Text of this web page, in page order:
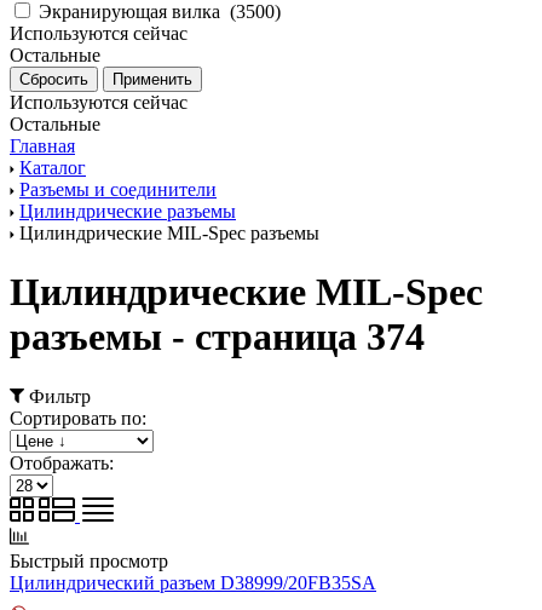
Экранирующая вилка (3500)
Используются сейчас
Остальные
Используются сейчас
Остальные
Главная
Каталог
Разъемы и соединители
Цилиндрические разъемы
Цилиндрические MIL-Spec разъемы
Цилиндрические MIL-Spec
разъемы - страница 374
Фильтр
Сортировать по:
Отображать:
Быстрый просмотр
Цилиндрический разъем D38999/20FB35SA